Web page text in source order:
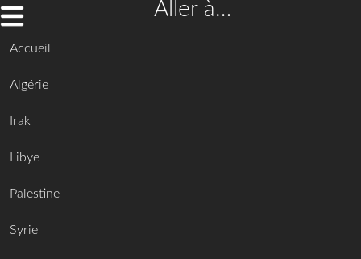
Aller à…
Accueil
Algérie
Irak
Libye
Palestine
Syrie